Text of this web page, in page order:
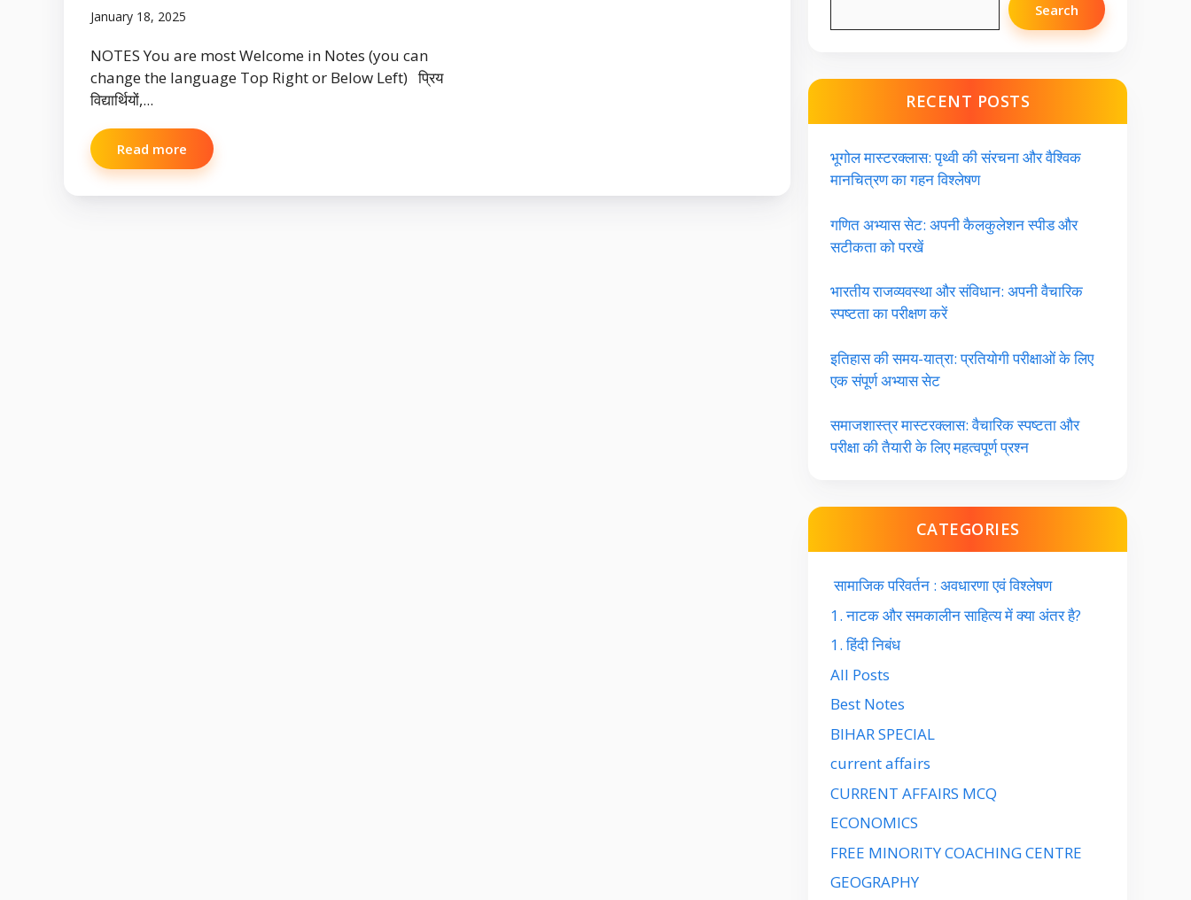
January 18, 2025
NOTES You are most Welcome in Notes (you can
change the language Top Right or Below Left) प्रिय
विद्यार्थियों,...
Read more
Search
RECENT POSTS
भूगोल मास्टरक्लास: पृथ्वी की संरचना और वैश्विक
मानचित्रण का गहन विश्लेषण
गणित अभ्यास सेट: अपनी कैलकुलेशन स्पीड और
सटीकता को परखें
भारतीय राजव्यवस्था और संविधान: अपनी वैचारिक
स्पष्टता का परीक्षण करें
इतिहास की समय-यात्रा: प्रतियोगी परीक्षाओं के लिए
एक संपूर्ण अभ्यास सेट
समाजशास्त्र मास्टरक्लास: वैचारिक स्पष्टता और
परीक्षा की तैयारी के लिए महत्वपूर्ण प्रश्न
CATEGORIES
सामाजिक परिवर्तन : अवधारणा एवं विश्लेषण
1. नाटक और समकालीन साहित्य में क्या अंतर है?
1. हिंदी निबंध
All Posts
Best Notes
BIHAR SPECIAL
current affairs
CURRENT AFFAIRS MCQ
ECONOMICS
FREE MINORITY COACHING CENTRE
GEOGRAPHY